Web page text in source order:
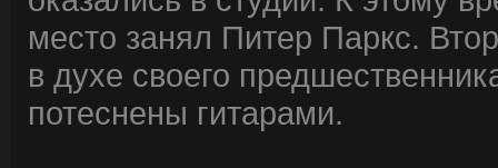
место занял Питер Паркс.
в духе своего
потеснены гитарами.